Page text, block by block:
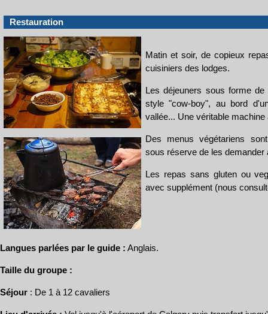
Restauration
Matin et soir, de copieux
cuisiniers des lodges.
Les déjeuners sous forme
style "cow-boy", au bord
vallée... Une véritable
Des menus végétariens
sous réserve de les demander
Les repas sans gluten ou
avec supplément (nous
Langues parlées par le guide : Anglais.
Taille du groupe :
Séjour : De 1 à 12 cavaliers